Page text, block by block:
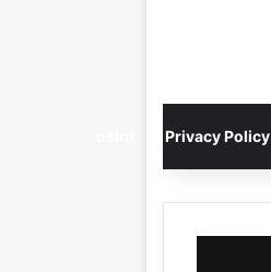
Privacy Policy